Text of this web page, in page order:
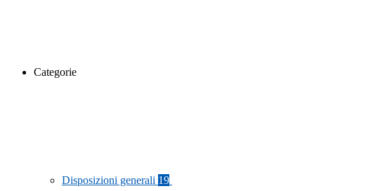
Categorie
Disposizioni generali 19